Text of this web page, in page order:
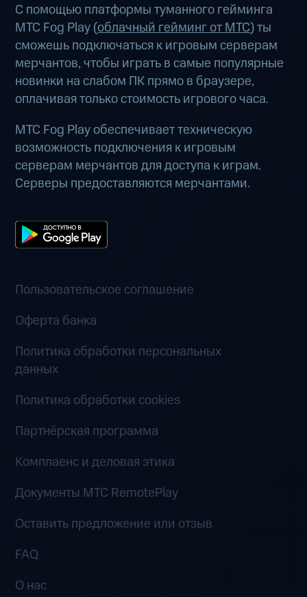
С помощью платформы туманного гейминга
МТС Fog Play (облачный гейминг от МТС) ты
сможешь подключаться к игровым серверам
мерчантов, чтобы играть в самые популярные
новинки на слабом ПК прямо в браузере,
оплачивая только стоимость игрового часа.
МТС Fog Play обеспечивает техническую
возможность подключения к игровым
серверам мерчантов для доступа к играм.
Серверы предоставляются мерчантами.
Пользовательское соглашение
Оферта банка
Политика обработки персональных
данных
Политика обработки cookies
Партнёрская программа
Комплаенс и деловая этика
Документы MTC RemotePlay
Оставить предложение или отзыв
FAQ
О нас